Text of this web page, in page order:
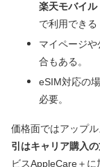
楽天モバイ
で利用できる
マイページ
合もある。
eSIM対応の
必要。
価格面ではアップル
引はキャリア購入
ビスAppleCare＋に